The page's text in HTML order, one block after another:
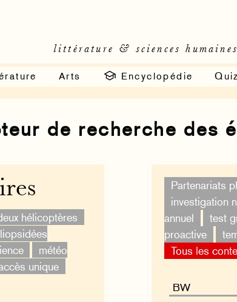
littérature & sciences humaines
Arts Encyclopédie Quiz
de recherche des
Partenariats
investigation
annuel
test
proactive
Tous les
hélicoptères
météo
unique